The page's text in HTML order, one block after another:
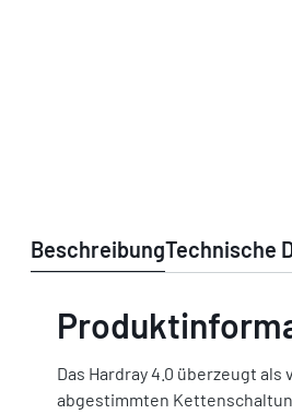
BeschreibungTechnische
Das Hardray 4.0 überzeugt
abgestimmten